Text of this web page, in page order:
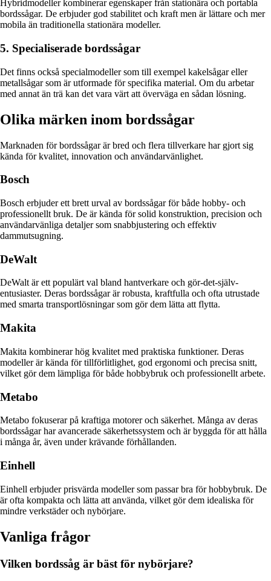
Hybridmodeller kombinerar egenskaper från stationära och portabla
bordssågar. De erbjuder god stabilitet och kraft men är lättare och mer
mobila än traditionella stationära modeller.
5. Specialiserade bordssågar
Det finns också specialmodeller som till exempel kakelsågar eller
metallsågar som är utformade för specifika material. Om du arbetar
med annat än trä kan det vara värt att överväga en sådan lösning.
Olika märken inom bordssågar
Marknaden för bordssågar är bred och flera tillverkare har gjort sig
kända för kvalitet, innovation och användarvänlighet.
Bosch
Bosch erbjuder ett brett urval av bordssågar för både hobby- och
professionellt bruk. De är kända för solid konstruktion, precision och
användarvänliga detaljer som snabbjustering och effektiv
dammutsugning.
DeWalt
DeWalt är ett populärt val bland hantverkare och gör-det-själv-
entusiaster. Deras bordssågar är robusta, kraftfulla och ofta utrustade
med smarta transportlösningar som gör dem lätta att flytta.
Makita
Makita kombinerar hög kvalitet med praktiska funktioner. Deras
modeller är kända för tillförlitlighet, god ergonomi och precisa snitt,
vilket gör dem lämpliga för både hobbybruk och professionellt arbete.
Metabo
Metabo fokuserar på kraftiga motorer och säkerhet. Många av deras
bordssågar har avancerade säkerhetssystem och är byggda för att hålla
i många år, även under krävande förhållanden.
Einhell
Einhell erbjuder prisvärda modeller som passar bra för hobbybruk. De
är ofta kompakta och lätta att använda, vilket gör dem idealiska för
mindre verkstäder och nybörjare.
Vanliga frågor
Vilken bordssåg är bäst för nybörjare?